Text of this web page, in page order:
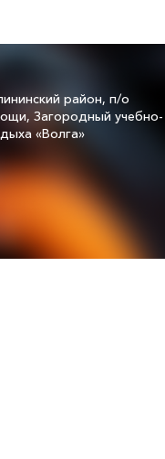
район, п/о
Загородный учебно-
«Волга»